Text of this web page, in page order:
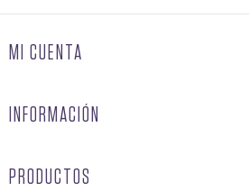
MI CUENTA
INFORMACIÓN
PRODUCTOS